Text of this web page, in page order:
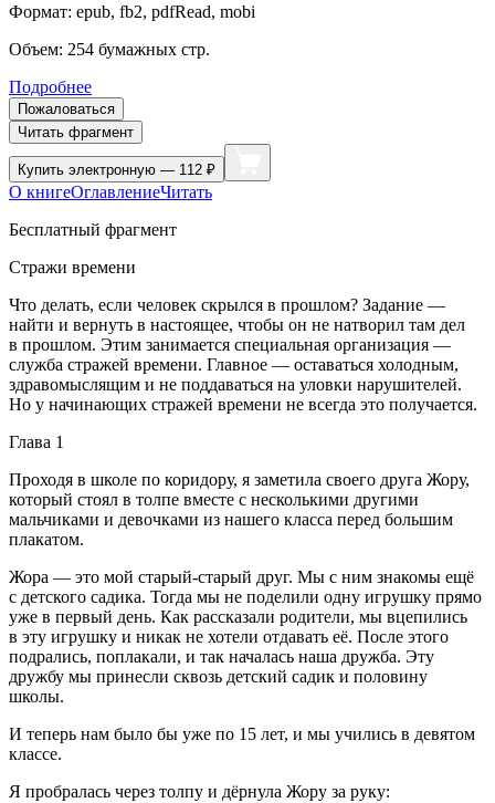
Формат: epub, fb2, pdfRead, mobi
Объем: 254 бумажных стр.
Подробнее
Пожаловаться
Читать фрагмент
Купить электронную — 112 ₽
О книгеОглавлениеЧитать
Бесплатный фрагмент
Стражи времени
Что делать, если человек скрылся в прошлом? Задание —
найти и вернуть в настоящее, чтобы он не натворил там дел
в прошлом. Этим занимается специальная организация —
служба стражей времени. Главное — оставаться холодным,
здравомыслящим и не поддаваться на уловки нарушителей.
Но у начинающих стражей времени не всегда это получается.
Глава 1
Проходя в школе по коридору, я заметила своего друга Жору,
который стоял в толпе вместе с несколькими другими
мальчиками и девочками из нашего класса перед большим
плакатом.
Жора — это мой старый-старый друг. Мы с ним знакомы ещё
с детского садика. Тогда мы не поделили одну игрушку прямо
уже в первый день. Как рассказали родители, мы вцепились
в эту игрушку и никак не хотели отдавать её. После этого
подрались, поплакали, и так началась наша дружба. Эту
дружбу мы принесли сквозь детский садик и половину
школы.
И теперь нам было бы уже по 15 лет, и мы учились в девятом
классе.
Я пробралась через толпу и дёрнула Жору за руку: